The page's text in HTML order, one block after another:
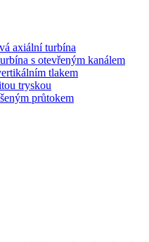
axiální turbína
s otevřeným kanálem
tlakem
tryskou
průtokem